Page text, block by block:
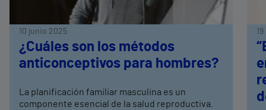
10 junio 2025
¿Cuáles son los métodos
anticonceptivos para hombres?
La planificación familiar masculina es un
componente esencial de la salud reproductiva.